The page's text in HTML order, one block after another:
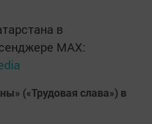
в
MАХ:
(«Трудовая слава») в